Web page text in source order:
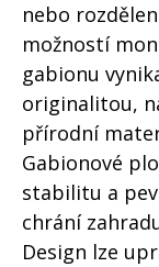
nebo
možností
gabionu
originalitou,
přírodní
Gabionové
stabilitu a
chrání
Design lze